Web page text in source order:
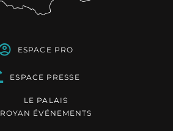
ESPACE PRO
ESPACE PRESSE
LE PALAIS
ROYAN ÉVÉNEMENTS